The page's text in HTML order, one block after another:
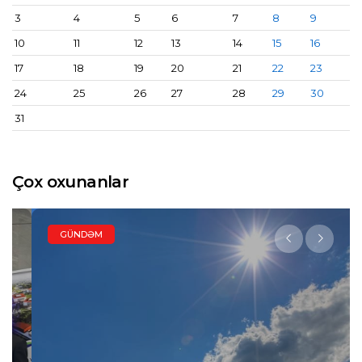
3
4 5 6 7 8
9
10
11 12 13 14 15
16
17
18 19 20 21 22
23
24
25 26 27 28 29
30
31
Çox oxunanlar
GÜNDƏM